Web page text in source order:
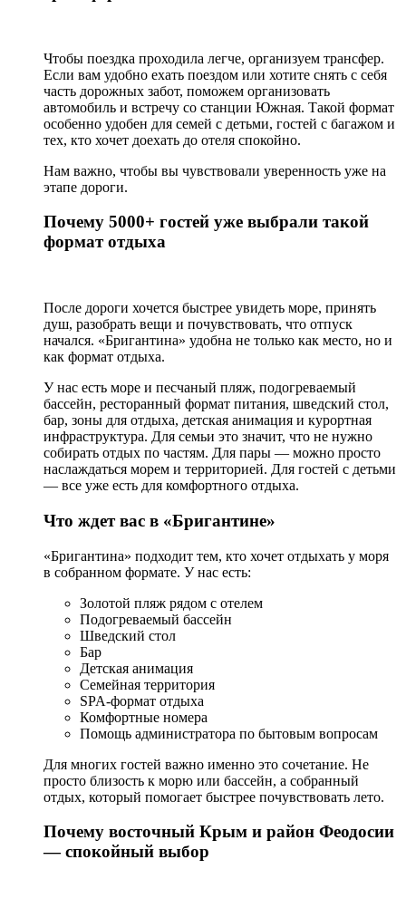
Чтобы поездка проходила легче, организуем трансфер.
Если вам удобно ехать поездом или хотите снять с себя
часть дорожных забот, поможем организовать
автомобиль и встречу со станции Южная. Такой формат
особенно удобен для семей с детьми, гостей с багажом и
тех, кто хочет доехать до отеля спокойно.
Нам важно, чтобы вы чувствовали уверенность уже на
этапе дороги.
Почему 5000+ гостей уже выбрали такой
формат отдыха
После дороги хочется быстрее увидеть море, принять
душ, разобрать вещи и почувствовать, что отпуск
начался. «Бригантина» удобна не только как место, но и
как формат отдыха.
У нас есть море и песчаный пляж, подогреваемый
бассейн, ресторанный формат питания, шведский стол,
бар, зоны для отдыха, детская анимация и курортная
инфраструктура. Для семьи это значит, что не нужно
собирать отдых по частям. Для пары — можно просто
наслаждаться морем и территорией. Для гостей с детьми
— все уже есть для комфортного отдыха.
Что ждет вас в «Бригантине»
«Бригантина» подходит тем, кто хочет отдыхать у моря
в собранном формате. У нас есть:
Золотой пляж рядом с отелем
Подогреваемый бассейн
Шведский стол
Бар
Детская анимация
Семейная территория
SPA-формат отдыха
Комфортные номера
Помощь администратора по бытовым вопросам
Для многих гостей важно именно это сочетание. Не
просто близость к морю или бассейн, а собранный
отдых, который помогает быстрее почувствовать лето.
Почему восточный Крым и район Феодосии
— спокойный выбор